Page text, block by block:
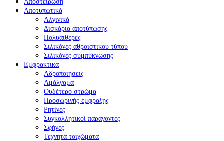
Αποστείρωση
Αποτυπωτικά
Αλγινικά
Δισκάρια αποτύπωσης
Πολυαιθέρες
Σιλικόνες αθροιστικού τύπου
Σιλικόνες συμπύκνωσης
Εμφρακτικά
Αδροποιήσεις
Αμάλγαμα
Ουδέτερο στρώμα
Προσωρινής έμφραξης
Ρητίνες
Συγκολλητικοί παράγοντες
Σφήνες
Τεχνητά τοιχώματα